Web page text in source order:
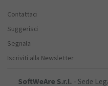
Contattaci
Suggerisci
Segnala
Iscriviti alla Newsletter
SoftWeAre S.r.l. - Sede